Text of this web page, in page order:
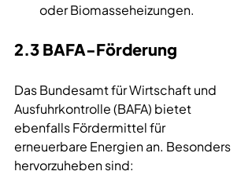
oder Biomasseheizungen.
2.3 BAFA-Förderung
Das Bundesamt für Wirtschaft und
Ausfuhrkontrolle (BAFA) bietet
ebenfalls Fördermittel für
erneuerbare Energien an. Besonders
hervorzuheben sind: